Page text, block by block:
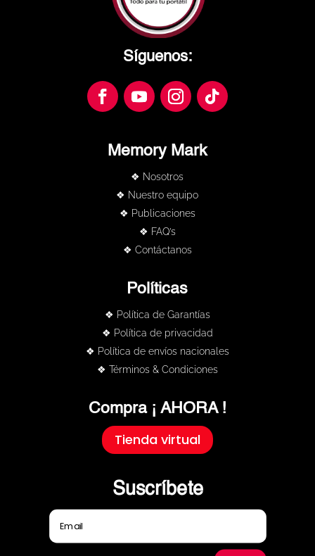
Síguenos:
Memory Mark
❖ Nosotros
❖ Nuestro equipo
❖ Publicaciones
❖ FAQ’s
❖ Contáctanos
Políticas
❖ Política de Garantías
❖ Política de privacidad
❖ Política de envíos nacionales
❖ Términos & Condiciones
Compra ¡ AHORA !
Tienda virtual
Suscríbete